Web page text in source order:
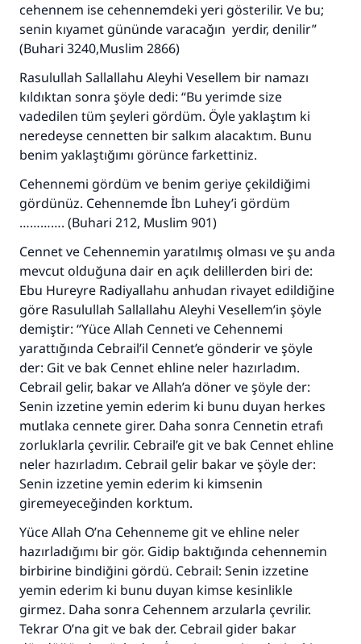
cehennem ise cehennemdeki yeri gösterilir. Ve bu;
senin kıyamet gününde varacağın yerdir, denilir”
(Buhari 3240,Muslim 2866)
Rasulullah Sallallahu Aleyhi Vesellem bir namazı
kıldıktan sonra şöyle dedi: “Bu yerimde size
vadedilen tüm şeyleri gördüm. Öyle yaklaştım ki
neredeyse cennetten bir salkım alacaktım. Bunu
benim yaklaştığımı görünce farkettiniz.
Cehennemi gördüm ve benim geriye çekildiğimi
gördünüz. Cehennemde İbn Luhey’i gördüm
…………. (Buhari 212, Muslim 901)
Cennet ve Cehennemin yaratılmış olması ve şu anda
mevcut olduğuna dair en açık delillerden biri de:
Ebu Hureyre Radiyallahu anhudan rivayet edildiğine
göre Rasulullah Sallallahu Aleyhi Vesellem’in şöyle
demiştir: “Yüce Allah Cenneti ve Cehennemi
yarattığında Cebrail’il Cennet’e gönderir ve şöyle
der: Git ve bak Cennet ehline neler hazırladım.
Cebrail gelir, bakar ve Allah’a döner ve şöyle der:
Senin izzetine yemin ederim ki bunu duyan herkes
mutlaka cennete girer. Daha sonra Cennetin etrafı
zorluklarla çevrilir. Cebrail’e git ve bak Cennet ehline
neler hazırladım. Cebrail gelir bakar ve şöyle der:
Senin izzetine yemin ederim ki kimsenin
giremeyeceğinden korktum.
Yüce Allah O’na Cehenneme git ve ehline neler
hazırladığımı bir gör. Gidip baktığında cehennemin
birbirine bindiğini gördü. Cebrail: Senin izzetine
yemin ederim ki bunu duyan kimse kesinlikle
girmez. Daha sonra Cehennem arzularla çevrilir.
Tekrar O’na git ve bak der. Cebrail gider bakar